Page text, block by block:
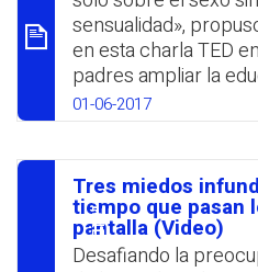
la constelación
responsabilidades;
parental con
‎sensualidad»,
en esta charla TED
padres ampliar la
de los aspectos
‎incluyendo también
como las
deseos, haciendo
forma básica de
personas. Bajo este
educación de los
01-06-2017
סיכום
Tres miedos
tiempo que pasan
pantalla (Video)
Desafiando la